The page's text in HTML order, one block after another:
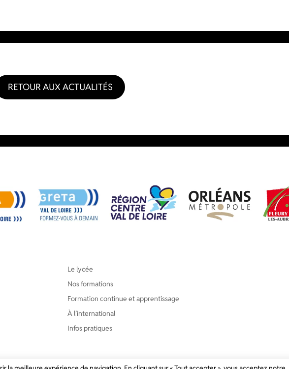
RETOUR AUX ACTUALITÉS
Le lycée
Nos formations
Formation continue et apprentissage
À l’international
Infos pratiques